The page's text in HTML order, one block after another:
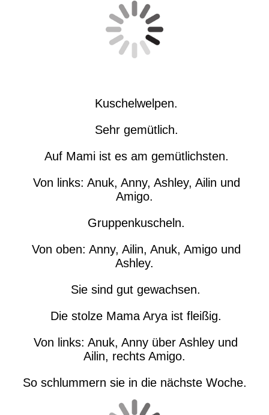
Kuschelwelpen.
Sehr gemütlich.
Auf Mami ist es am gemütlichsten.
Von links: Anuk, Anny, Ashley, Ailin und
Amigo.
Gruppenkuscheln.
Von oben: Anny, Ailin, Anuk, Amigo und
Ashley.
Sie sind gut gewachsen.
Die stolze Mama Arya ist fleißig.
Von links: Anuk, Anny über Ashley und
Ailin, rechts Amigo.
So schlummern sie in die nächste Woche.